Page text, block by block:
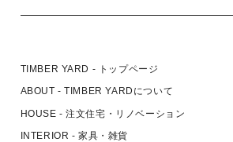
TIMBER YARD - トップページ
ABOUT - TIMBER YARDについて
HOUSE - 注文住宅・リノベーション
INTERIOR - 家具・雑貨